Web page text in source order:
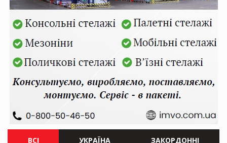
ВСІ УКРАЇНА ЗАКОРДОННІ